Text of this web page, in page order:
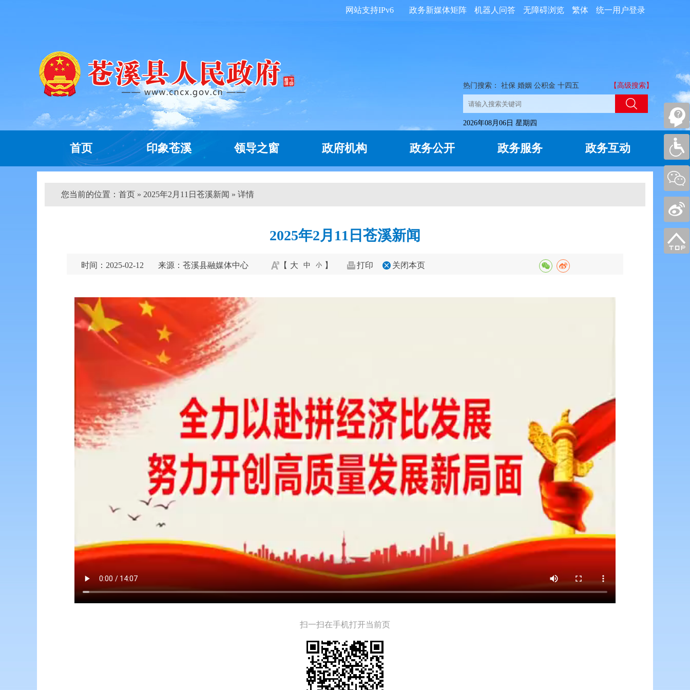
统一用户登录
繁体
无障碍浏览
机器人问答
政务新媒体矩阵
网站支持IPv6
热门搜索： 社保 婚姻 公积金 十四五 【高级搜索】
2026年08月06日 星期四
首页 印象苍溪 领导之窗 政府机构 政务公开 政务服务 政务互动
您当前的位置： 首页 » 2025年2月11日苍溪新闻 » 详情
2025年2月11日苍溪新闻
时间：2025-02-12 来源：苍溪县融媒体中心 【 大 中 小 】 打印 关闭本页
扫一扫在手机打开当前页